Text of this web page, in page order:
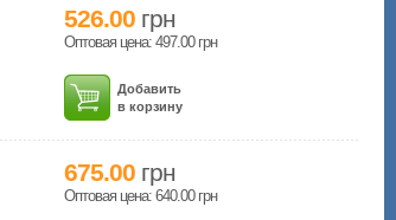
526.00 грн
Оптовая цена: 497.00 грн
Добавить
в корзину
675.00 грн
Оптовая цена: 640.00 грн